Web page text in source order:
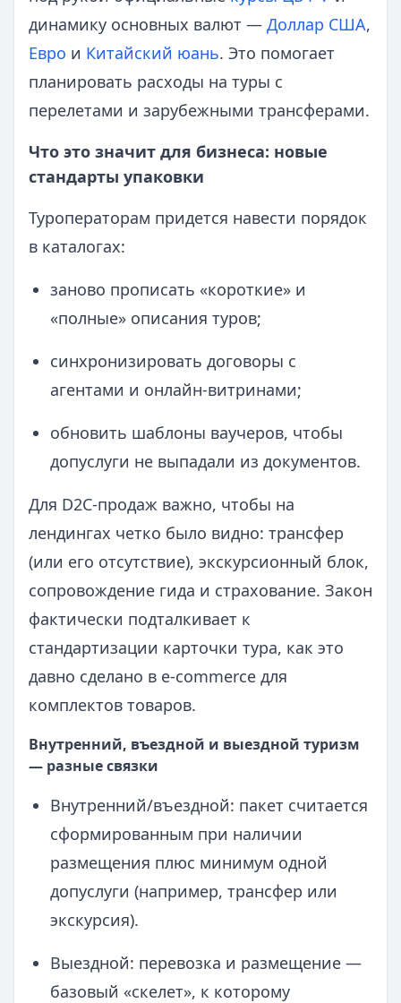
динамику основных валют — Доллар США,
Евро и Китайский юань. Это помогает
планировать расходы на туры с
перелетами и зарубежными трансферами.
Что это значит для бизнеса: новые
стандарты упаковки
Туроператорам придется навести порядок
в каталогах:
заново прописать «короткие» и
«полные» описания туров;
синхронизировать договоры с
агентами и онлайн‑витринами;
обновить шаблоны ваучеров, чтобы
допуслуги не выпадали из документов.
Для D2C‑продаж важно, чтобы на
лендингах четко было видно: трансфер
(или его отсутствие), экскурсионный блок,
сопровождение гида и страхование. Закон
фактически подталкивает к
стандартизации карточки тура, как это
давно сделано в e‑commerce для
комплектов товаров.
Внутренний, въездной и выездной туризм
— разные связки
Внутренний/въездной: пакет считается
сформированным при наличии
размещения плюс минимум одной
допуслуги (например, трансфер или
экскурсия).
Выездной: перевозка и размещение —
базовый «скелет», к которому